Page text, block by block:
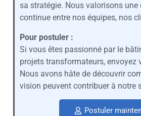
sa stratégie. Nous valorisons
continue entre nos équipes, nos
Pour postuler :
Si vous êtes passionné par le
projets transformateurs, envoyez
Nous avons hâte de découvrir
vision peuvent contribuer à notre
Postuler